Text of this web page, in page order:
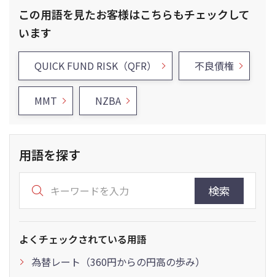
この用語を見たお客様はこちらもチェックして
います
QUICK FUND RISK（QFR） 不良債権
MMT NZBA
用語を探す
検索
よくチェックされている用語
為替レート（360円からの円高の歩み）